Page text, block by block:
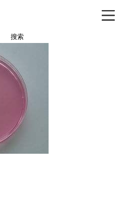
搜索